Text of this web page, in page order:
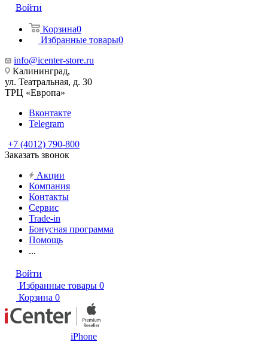
Войти
Корзина0
Избранные товары0
info@icenter-store.ru
Калининград,
ул. Театральная, д. 30
ТРЦ «Европа»
Вконтакте
Telegram
+7 (4012) 790-800
Заказать звонок
Акции
Компания
Контакты
Сервис
Trade-in
Бонусная программа
Помощь
...
Войти
Избранные товары 0
Корзина 0
iPhone